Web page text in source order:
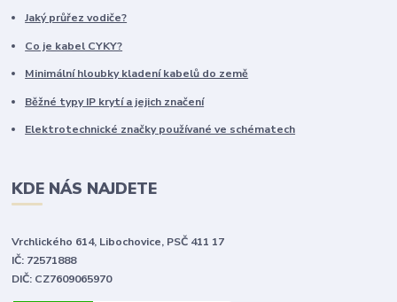
Jaký průřez vodiče?
Co je kabel CYKY?
Minimální hloubky kladení kabelů do země
Běžné typy IP krytí a jejich značení
Elektrotechnické značky používané ve schématech
KDE NÁS NAJDETE
Vrchlického 614, Libochovice, PSČ 411 17
IČ: 72571888
DIČ: CZ7609065970